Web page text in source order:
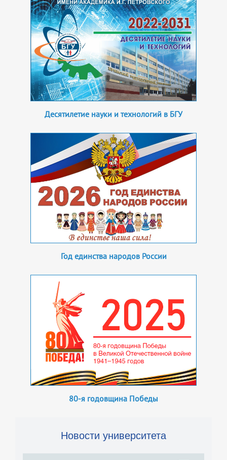
Десятилетие науки и технологий в БГУ
Год единства народов России
80-я годовщина Победы
Новости университета